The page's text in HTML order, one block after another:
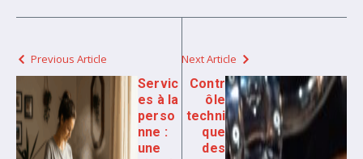
Previous Article
Servic
es à la
perso
nne :
une
Next Article
Contr
ôle
techni
que
des